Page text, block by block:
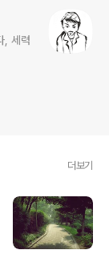
더보기